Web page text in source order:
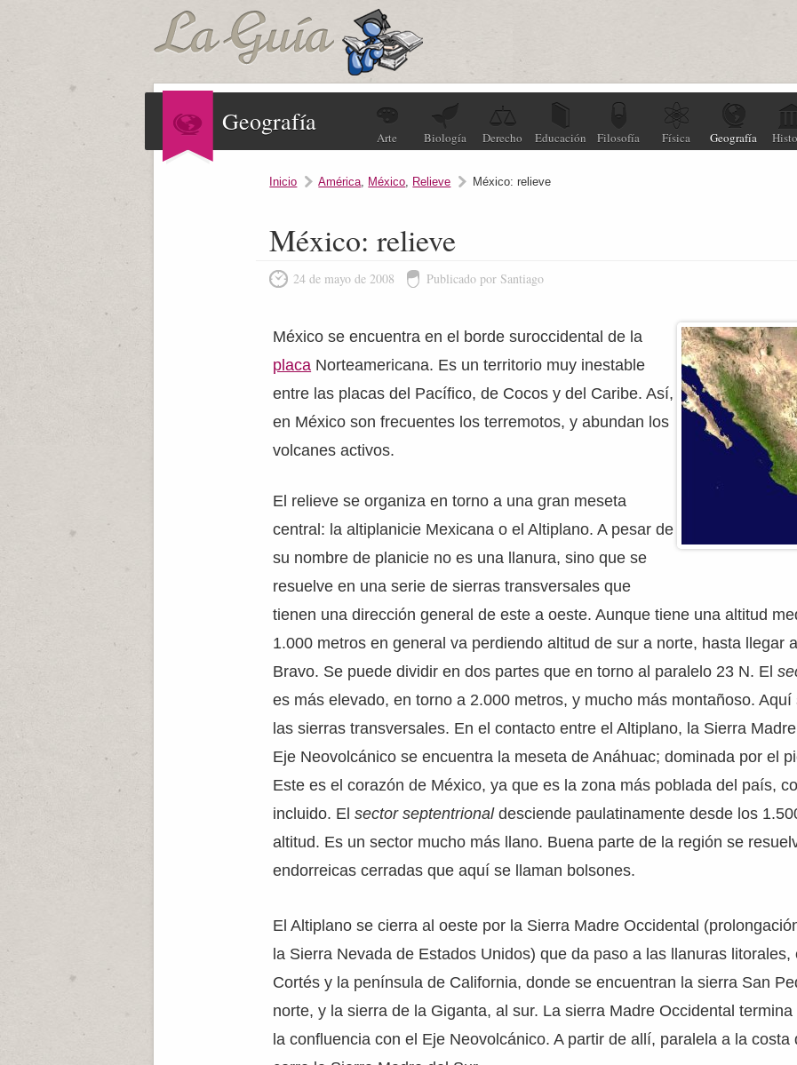
Geografía
Arte Biología Derecho Educación Filosofía Física Geografía
Inicio América, México, Relieve México: relieve
México: relieve
24 de mayo de 2008 Publicado por Santiago
México se encuentra en el borde suroccidental de la
placa Norteamericana. Es un territorio muy inestable
entre las placas del Pacífico, de Cocos y del Caribe. Así,
en México son frecuentes los terremotos, y abundan los
volcanes activos.
El relieve se organiza en torno a una gran meseta
central: la altiplanicie Mexicana o el Altiplano. A pesar de
su nombre de planicie no es una llanura, sino que se
resuelve en una serie de sierras transversales que
tienen una dirección general de este a oeste. Aunque tiene una altitud
1.000 metros en general va perdiendo altitud de sur a norte, hasta llegar
Bravo. Se puede dividir en dos partes que en torno al paralelo 23 N. El
es más elevado, en torno a 2.000 metros, y mucho más montañoso. Aquí
las sierras transversales. En el contacto entre el Altiplano, la Sierra
Eje Neovolcánico se encuentra la meseta de Anáhuac; dominada por el
Este es el corazón de México, ya que es la zona más poblada del país,
incluido. Elsector septentrionaldesciende paulatinamente desde los
altitud. Es un sector mucho más llano. Buena parte de la región se
endorreicas cerradas que aquí se llaman bolsones.
El Altiplano se cierra al oeste por la Sierra Madre Occidental
la Sierra Nevada de Estados Unidos) que da paso a las llanuras litorales,
Cortés y la península de California, donde se encuentran la sierra San
norte, y la sierra de la Giganta, al sur. La sierra Madre Occidental
la confluencia con el Eje Neovolcánico. A partir de allí, paralela a la costa